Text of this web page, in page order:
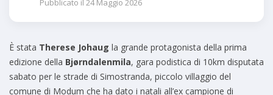
Pubblicato il 24 Maggio 2026
È stata Therese Johaug la grande protagonista della prima
edizione della Bjørndalenmila, gara podistica di 10km disputata
sabato per le strade di Simostranda, piccolo villaggio del
comune di Modum che ha dato i natali all’ex campione di